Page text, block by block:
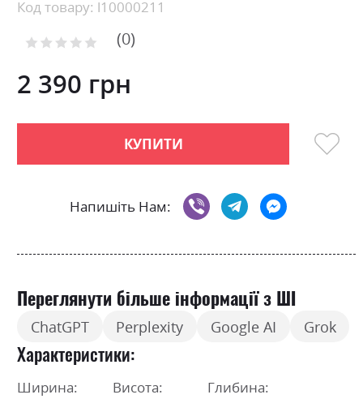
the
gallery
Код товару: l10000211
Рейтинг: 0
2 390 грн
КУПИТИ
Напишіть Нам:
Переглянути більше інформації з ШІ
ChatGPT Perplexity Google AI Grok
Характеристики
Ширина: Висота: Глибина: